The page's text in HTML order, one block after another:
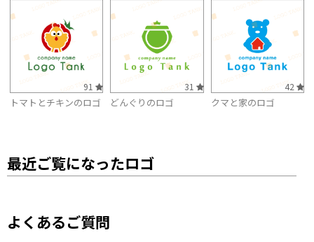
91
トマトとチキンのロゴ
31
どんぐりのロゴ
42
クマと家のロゴ
最近ご覧になったロゴ
よくあるご質問